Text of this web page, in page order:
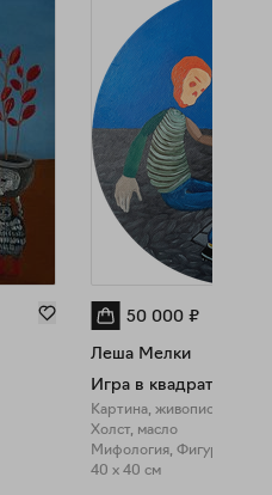
50 000 ₽
Леша Мелки
Игра в квадрат
Картина, живопись
Холст, масло
Мифология,
40 x 40 см